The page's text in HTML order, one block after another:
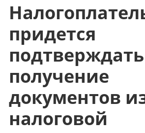
Перейти
содержимому
придется
подтверждать
получение
документов
налоговой